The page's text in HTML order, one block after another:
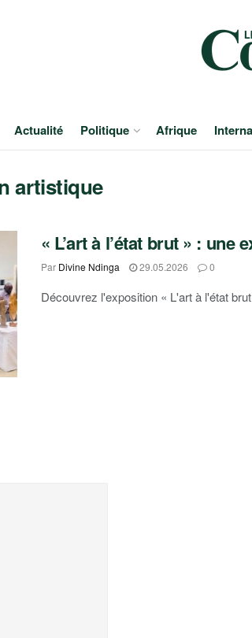
Actualité Politique Afrique
artistique
« L’art à l’état brut » :
Par Divine Ndinga 29.05.2026 0
Découvrez l'exposition « L'art à l'état